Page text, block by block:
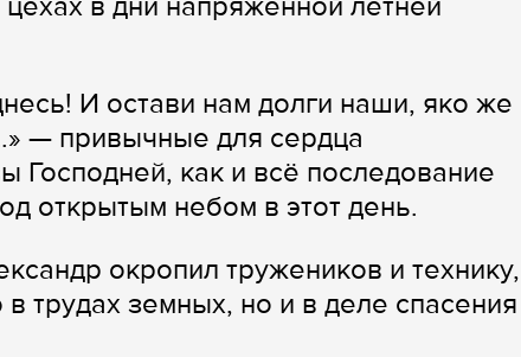
И остави нам долги наши, яко же
— привычные для сердца
Господней, как и всё последование
открытым небом в этот день.
окропил тружеников и технику,
трудах земных, но и в деле спасения